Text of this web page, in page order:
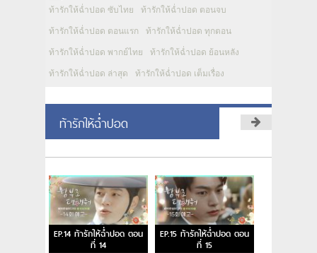
ท้ารักให้ฉ่ำปอด ซับไทย ท้ารักให้ฉ่ำปอด ตอนจบ
ท้ารักให้ฉ่ำปอด ตอนแรก ท้ารักให้ฉ่ำปอด ทุกตอน
ท้ารักให้ฉ่ำปอด พากย์ไทย ท้ารักให้ฉ่ำปอด ย้อนหลัง
ท้ารักให้ฉ่ำปอด ล่าสุด ท้ารักให้ฉ่ำปอด เต็มเรื่อง
ท้ารักให้ฉ่ำปอด
EP.14 ท้ารักให้ฉ่ำปอด ตอน
ที่ 14
EP.15 ท้ารักให้ฉ่ำปอด ตอน
ที่ 15